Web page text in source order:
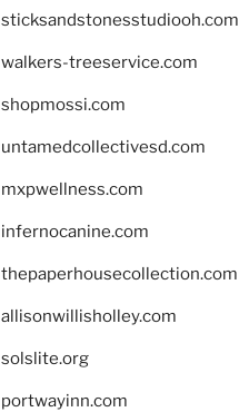
sticksandstonesstudiooh.com
walkers-treeservice.com
shopmossi.com
untamedcollectivesd.com
mxpwellness.com
infernocanine.com
thepaperhousecollection.com
allisonwillisholley.com
solslite.org
portwayinn.com